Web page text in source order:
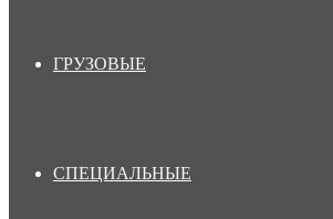
ГРУЗОВЫЕ
СПЕЦИАЛЬНЫЕ